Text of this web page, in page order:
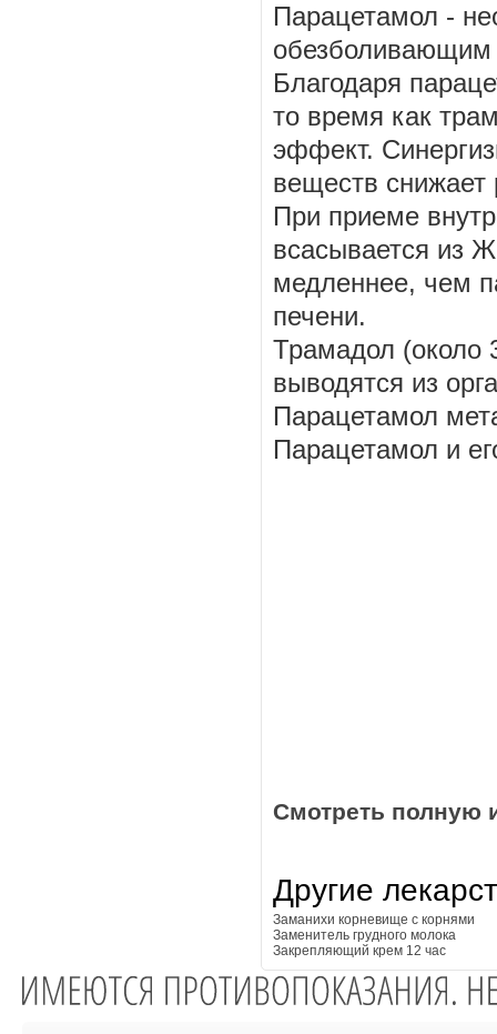
Парацетамол -
Благодаря
то время как
эффект.
веществ снижает
При приеме
всасывается из
медленнее, чем
печени.
Трамадол (около
выводятся из
Парацетамол
Парацетамол и
Смотреть полную
Другие
Заманихи корневище с корнями
Заменитель грудного молока
Закрепляющий крем 12 час